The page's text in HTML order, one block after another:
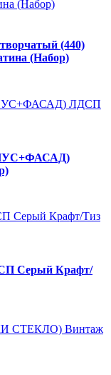
(440)
(Набор)
Серый Крафт/